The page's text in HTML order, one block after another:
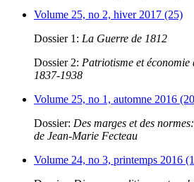
Volume 25, no 2, hiver 2017 (25)
Dossier 1: La Guerre de 1812
Dossier 2: Patriotisme et
1837-1938
Volume 25, no 1, automne 2016
Dossier: Des marges et des
de Jean-Marie Fecteau
Volume 24, no 3, printemps 2016